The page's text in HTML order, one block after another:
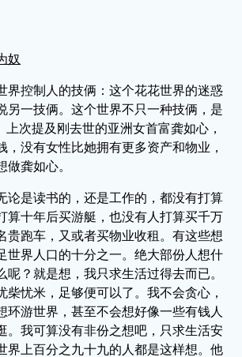
奴
界控制人的技俩：这个花花世界的迷惑
另一技俩。这个世界不只一种技俩，是
上次提及刚去世的亚洲女首富龚如心，
，没有女性比她拥有更多资产和物业，
做龚如心。
论是读书的，还是工作的，都没有打算
算十年后买游艇，也没有人打算买千万
贵跑车，又或者买物业收租。有这些想
世界人口的十分之一。绝大部份人想什
呢？就是想，我只求生活过得去而已。
柴忧米，足够便可以了。我不会贪心，
环游世界，甚至不会想好像一些有钱人
。我可算没有非份之想吧，只求生活安
界上百分之九十九的人都是这样想。他